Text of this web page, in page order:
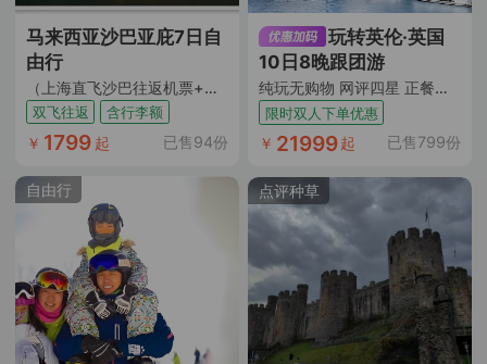
马来西亚沙巴亚庇7日自
由行
（上海直飞沙巴往返机票+含7KG手提行李+10KG托运行李额度+风下之乡+饕餮马来美食）
双飞往返 含行李额
￥ 1799 起 已售94份
自由行
玩转英伦·英国
10日8晚跟团游
纯玩无购物 网评四星 正餐全含 九大门票 约克大教堂入内 格林威治 温德米尔湖区 达西庄园 两大学府 炸鱼和薯条餐 直飞往返 送WIFI和保险
限时双人下单优惠
￥ 21999起 已售799份
点评种草